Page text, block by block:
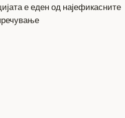
е еден од најефикасните